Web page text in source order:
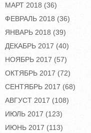
МАРТ 2018 (36)
ФЕВРАЛЬ 2018 (36)
ЯНВАРЬ 2018 (39)
ДЕКАБРЬ 2017 (40)
НОЯБРЬ 2017 (57)
ОКТЯБРЬ 2017 (72)
СЕНТЯБРЬ 2017 (68)
АВГУСТ 2017 (108)
ИЮЛЬ 2017 (123)
ИЮНЬ 2017 (113)